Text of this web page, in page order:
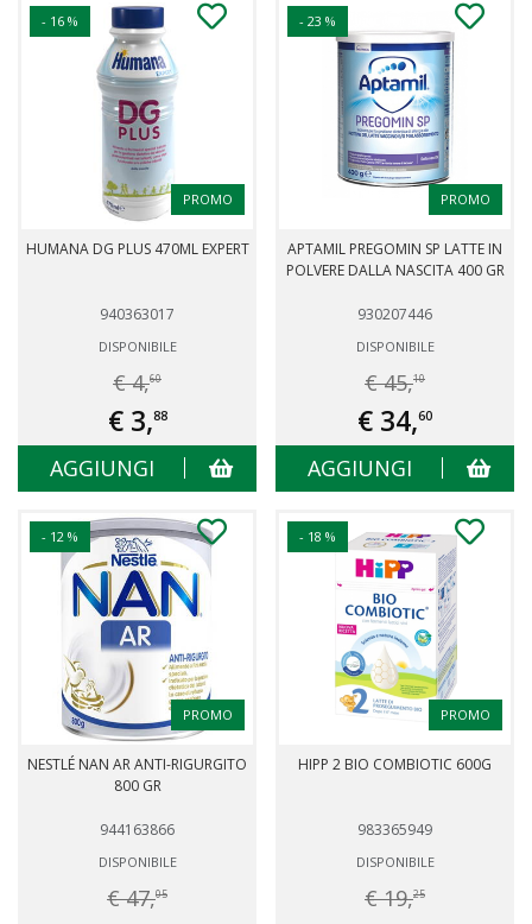
- 16 %
PROMO
HUMANA DG PLUS 470ML EXPERT
940363017
DISPONIBILE
€ 4,60
€ 3,88
AGGIUNGI
- 23 %
PROMO
APTAMIL PREGOMIN SP LATTE IN
POLVERE DALLA NASCITA 400 GR
930207446
DISPONIBILE
€ 45,10
€ 34,60
AGGIUNGI
- 12 %
PROMO
NESTLÉ NAN AR ANTI-RIGURGITO
800 GR
944163866
DISPONIBILE
€ 47,05
- 18 %
PROMO
HIPP 2 BIO COMBIOTIC 600G
983365949
DISPONIBILE
€ 19,25